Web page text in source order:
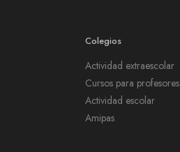
Colegios
Actividad extraescolar
Cursos para profesores
Actividad escolar
Amipas